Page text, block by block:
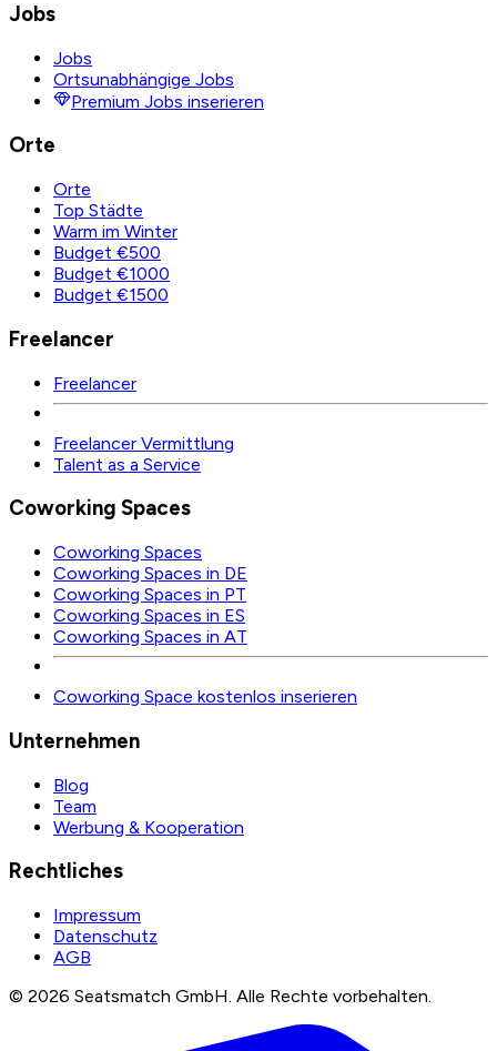
Jobs
Jobs
Ortsunabhängige Jobs
Premium Jobs inserieren
Orte
Orte
Top Städte
Warm im Winter
Budget €500
Budget €1000
Budget €1500
Freelancer
Freelancer
Freelancer Vermittlung
Talent as a Service
Coworking Spaces
Coworking Spaces
Coworking Spaces in DE
Coworking Spaces in PT
Coworking Spaces in ES
Coworking Spaces in AT
Coworking Space kostenlos inserieren
Unternehmen
Blog
Team
Werbung & Kooperation
Rechtliches
Impressum
Datenschutz
AGB
© 2026 Seatsmatch GmbH. Alle Rechte vorbehalten.